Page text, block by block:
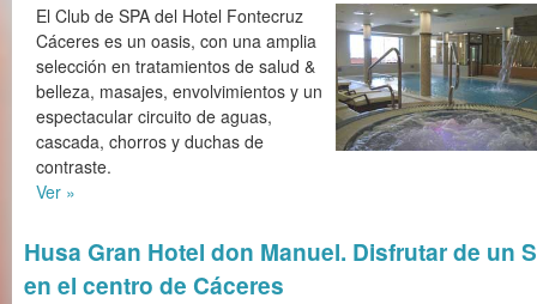
El Club de SPA del Hotel Fontecruz
Cáceres es un oasis, con una amplia
selección en tratamientos de salud &
belleza, masajes, envolvimientos y un
espectacular circuito de aguas,
cascada, chorros y duchas de
contraste.
Ver »
Husa Gran Hotel don Manuel. Disfrutar de un
en el centro de Cáceres